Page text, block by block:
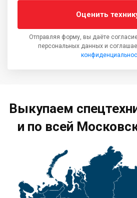
Оценить
Отправляя форму, вы даёте
персональных данных и
Выкупаем
и по всей